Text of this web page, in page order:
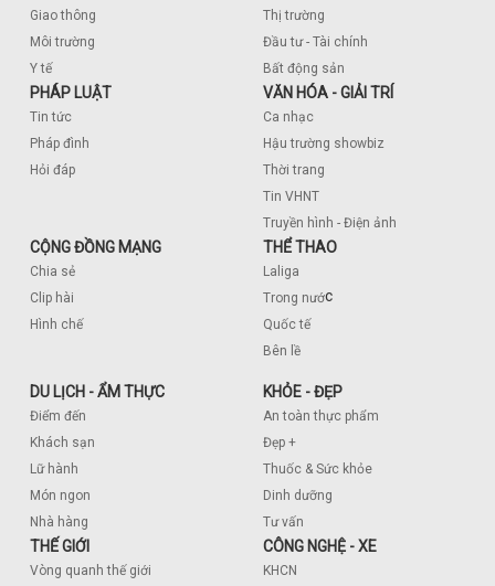
Giao thông
Môi trường
Y tế
Thị trường
Đầu tư - Tài chính
Bất động sản
PHÁP LUẬT
Tin tức
Pháp đình
Hỏi đáp
VĂN HÓA - GIẢI TRÍ
Ca nhạc
Hậu trường showbiz
Thời trang
Tin VHNT
Truyền hình - Điện ảnh
CỘNG ĐỒNG MẠNG
Chia sẻ
Clip hài
Hình chế
THỂ THAO
Laliga
Trong nước
Quốc tế
Bên lề
DU LỊCH - ẨM THỰC
Điểm đến
Khách sạn
Lữ hành
Món ngon
Nhà hàng
KHỎE - ĐẸP
An toàn thực phẩm
Đẹp +
Thuốc & Sức khỏe
Dinh dưỡng
Tư vấn
THẾ GIỚI
Vòng quanh thế giới
CÔNG NGHỆ - XE
KHCN